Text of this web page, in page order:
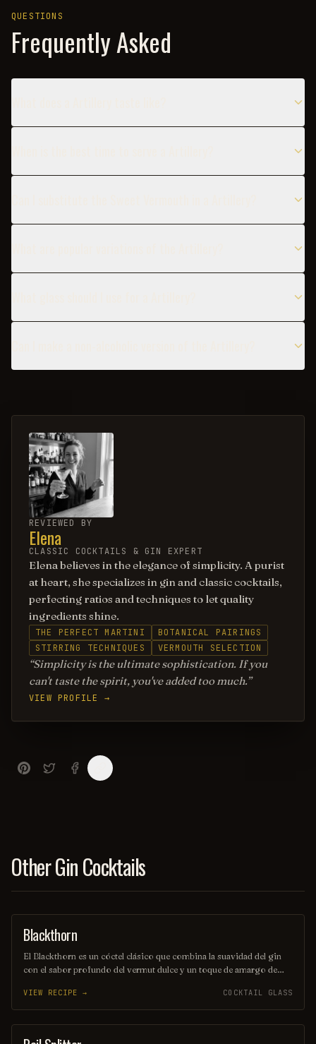
QUESTIONS
Frequently Asked
REVIEWED BY
Elena
CLASSIC COCKTAILS & GIN EXPERT
Elena believes in the elegance of simplicity. A purist
at heart, she specializes in gin and classic cocktails,
perfecting ratios and techniques to let quality
ingredients shine.
THE PERFECT MARTINI
BOTANICAL PAIRINGS
STIRRING TECHNIQUES
VERMOUTH SELECTION
Simplicity is the ultimate sophistication. If you
can't taste the spirit, you've added too much.
VIEW PROFILE →
Other Gin Cocktails
ORDINARY DRINK
Blackthorn
El Blackthorn es un cóctel clásico que combina la suavidad del gin
con el sabor profundo del vermut dulce y un toque de amargo de
equilibrado, lo convierten en una opción perfecta para quienes
buscan una bebida elegante y sofisticada. Ideal para disfrutar en una
noche especial o como aperitivo antes de una cena.
VIEW RECIPE → COCKTAIL GLASS